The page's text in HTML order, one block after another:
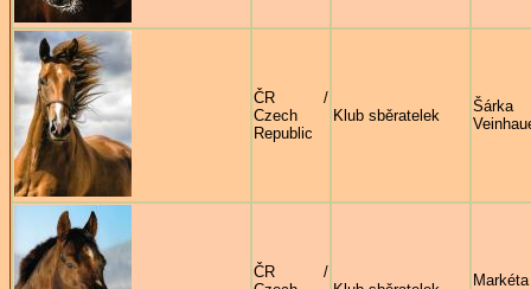
ČR /
Czech
Republic
Klub sběratelek
Šárka
ČR /
Markéta